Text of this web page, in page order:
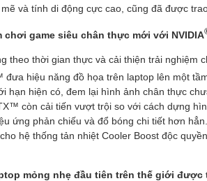
và tính di động cực cao, cũng đã được
game siêu chân thực mới với NVIDIA
theo thời gian thực và cải thiện trải nghiệm
đưa hiệu năng đồ họa trên laptop lên một
hạn hiện có, đem lại hình ảnh chân thực
còn cải tiến vượt trội so với cách dựng
ứng phản chiếu và đổ bóng chi tiết hơn
hệ thống tản nhiệt Cooler Boost độc
mỏng nhẹ đầu tiên trên thế giới được